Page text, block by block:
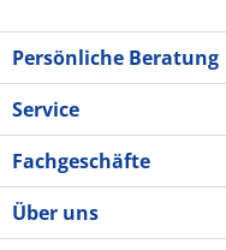
Persönliche Beratung
Service
Fachgeschäfte
Über uns